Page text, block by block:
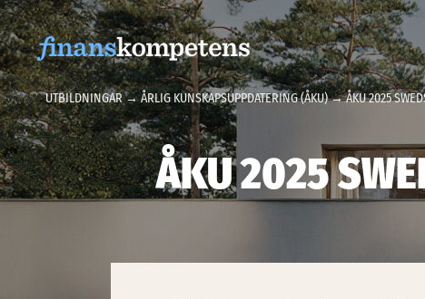
Hoppa till innehållet
UTBILDNINGAR→ÅRLIG KUNSKAPSUPPDATERING (ÅKU)→ ÅKU 2025
ÅKU 2025